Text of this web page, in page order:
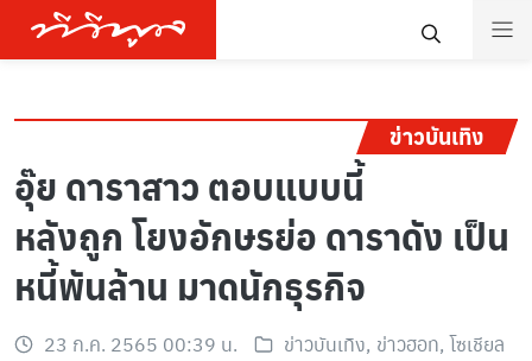
ข่าวบันเทิง
อุ๊ย ดาราสาว ตอบแบบนี้
หลังถูก โยงอักษรย่อ ดาราดัง เป็น
หนี้พันล้าน มาดนักธุรกิจ
23 ก.ค. 2565 00:39 น. ข่าวบันเทิง, ข่าวฮอท, โซเชียล